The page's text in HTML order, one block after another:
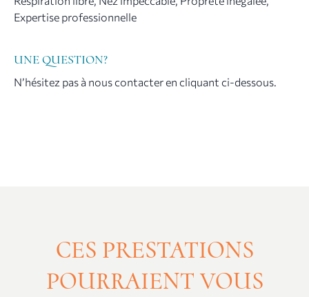
Expertise professionnelle
UNE QUESTION?
N’hésitez pas à nous contacter en cliquant ci-dessous.
CES PRESTATIONS
POURRAIENT VOUS